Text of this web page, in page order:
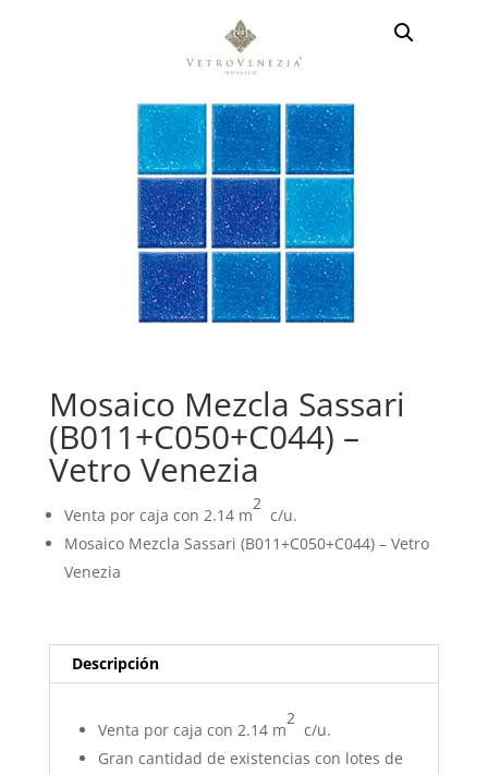
Mosaico Mezcla Sassari
(B011+C050+C044) –
Vetro Venezia
Venta por caja con 2.14 m
2
c/u.
Mosaico Mezcla Sassari (B011+C050+C044) – Vetro
Venezia
Descripción
Venta por caja con 2.14 m
2
c/u.
Gran cantidad de existencias con lotes de